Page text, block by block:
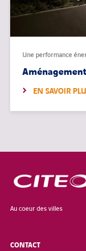
Une performance
EN SAVOIR
Au coeur des villes
CONTACT